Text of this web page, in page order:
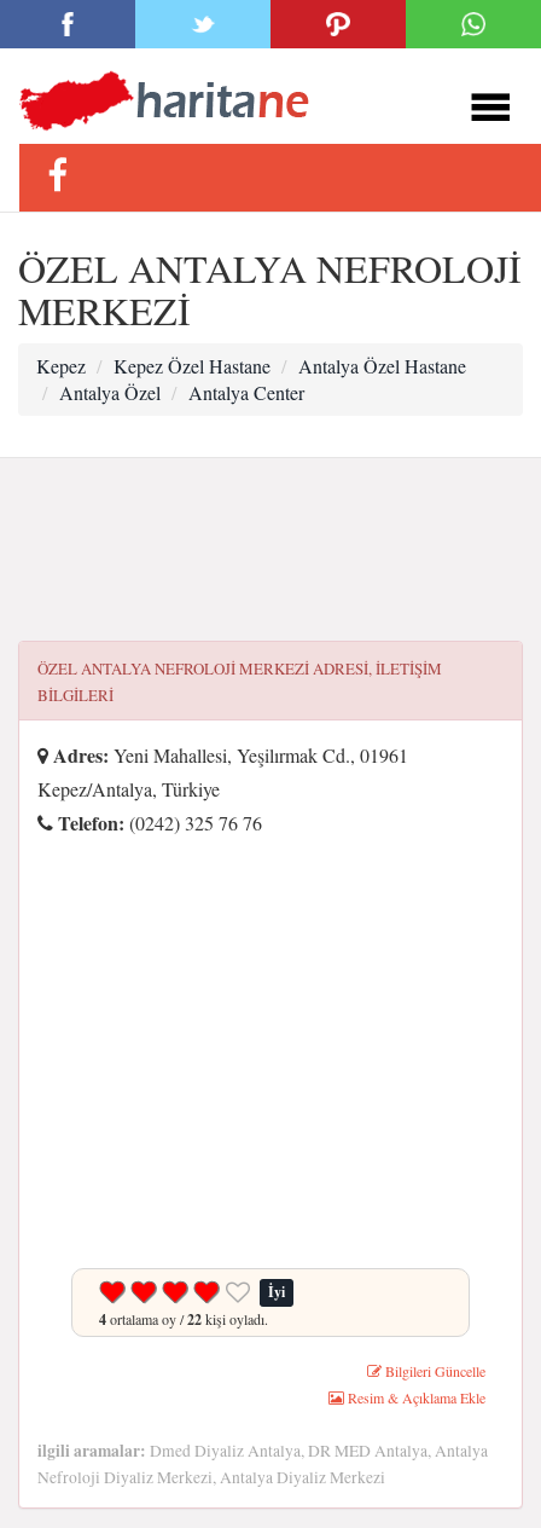
ÖZEL ANTALYA NEFROLOJİ
MERKEZİ
Kepez Kepez Özel Hastane
Antalya Özel Hastane
Antalya Özel
Antalya Center
ÖZEL ANTALYA NEFROLOJİ MERKEZİADRESI, ILETIŞIM
BILGILERI
Adres: Yeni Mahallesi, Yeşilırmak Cd., 01961
Kepez/Antalya, Türkiye
Telefon: (0242) 325 76 76
İyi
4ortalama oy /22kişi oyladı.
Bilgileri Güncelle
Resim & Açıklama Ekle
ilgili aramalar: Dmed Diyaliz Antalya, DR MED Antalya, Antalya
Nefroloji Diyaliz Merkezi, Antalya Diyaliz Merkezi